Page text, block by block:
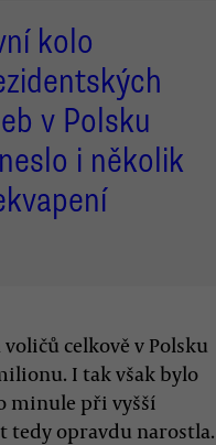
kolo
v Polsku
i několik
celkově v Polsku
I tak však bylo
minule při vyšší
tedy opravdu narostla.